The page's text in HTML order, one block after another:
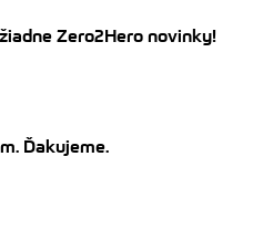
Zero2Hero novinky!
Ďakujeme.